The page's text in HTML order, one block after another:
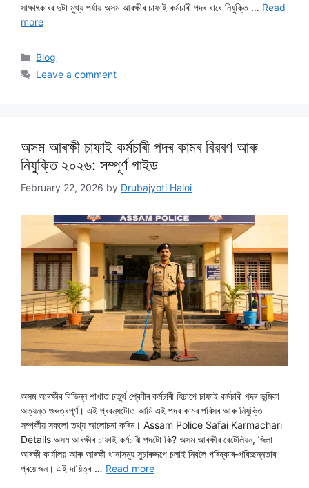
সাক্ষাৎকাৰৰ দুটা মুখ্য পৰ্যায় অসম আৰক্ষীৰ চাফাই কৰ্মচাৰী পদৰ বাবে নিযুক্তি … Read
more
Categories
Blog
Leave a comment
অসম আৰক্ষী চাফাই কৰ্মচাৰী পদৰ কামৰ বিৱৰণ আৰু
নিযুক্তি ২০২৬: সম্পূৰ্ণ গাইড
February 22, 2026 by Drubajyoti Haloi
অসম আৰক্ষীৰ বিভিন্ন শাখাত চতুৰ্থ শ্ৰেণীৰ কৰ্মচাৰী হিচাপে চাফাই কৰ্মচাৰী পদৰ ভূমিকা
অত্যন্ত গুৰুত্বপূৰ্ণ। এই প্ৰবন্ধটোত আমি এই পদৰ কামৰ পৰিসৰ আৰু নিযুক্তি
সম্পৰ্কীয় সকলো তথ্য আলোচনা কৰিম। Assam Police Safai Karmachari
Details অসম আৰক্ষীৰ চাফাই কৰ্মচাৰী পদটো কি? অসম আৰক্ষীৰ বেটেলিয়ন, জিলা
আৰক্ষী কাৰ্যালয় আৰু আৰক্ষী থানাসমূহ সুচাৰুৰূপে চলাই নিবলৈ পৰিষ্কাৰ-পৰিচ্ছন্নতাৰ
প্ৰয়োজন। এই দায়িত্ব … Read more